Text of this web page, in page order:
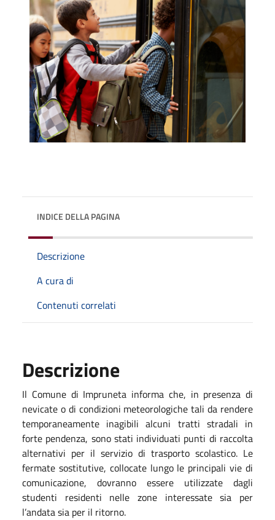
INDICE DELLA PAGINA
Descrizione
A cura di
Contenuti correlati
Descrizione
Il Comune di Impruneta informa che, in presenza di
nevicate o di condizioni meteorologiche tali da rendere
temporaneamente inagibili alcuni tratti stradali in
forte pendenza, sono stati individuati punti di raccolta
alternativi per il servizio di trasporto scolastico. Le
fermate sostitutive, collocate lungo le principali vie di
comunicazione, dovranno essere utilizzate dagli
studenti residenti nelle zone interessate sia per
l’andata sia per il ritorno.